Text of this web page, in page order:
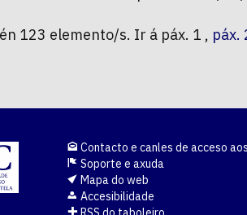
123 elemento/s. Ir á páx. 1 , páx.
Contacto e canles de acceso
Soporte e axuda
Mapa do web
Accesibilidade